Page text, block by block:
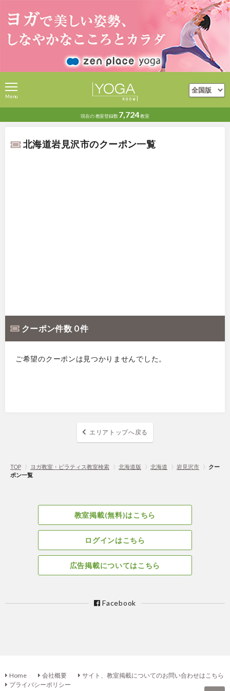
現在の教室登録数 7,724教室
Menu
北海道岩見沢市のクーポン一覧
クーポン件数 0 件
ご希望のクーポンは見つかりませんでした。
エリアトップへ戻る
TOP 〉 ヨガ教室・ピラティス教室検索 〉 北海道版 〉 北海道 〉 岩見沢市 〉 クー
ポン一覧
教室掲載(無料)はこちら
ログインはこちら
広告掲載についてはこちら
Facebook
Home 会社概要
サイト、教室掲載についてのお問い合わせはこちら
プライバシーポリシー